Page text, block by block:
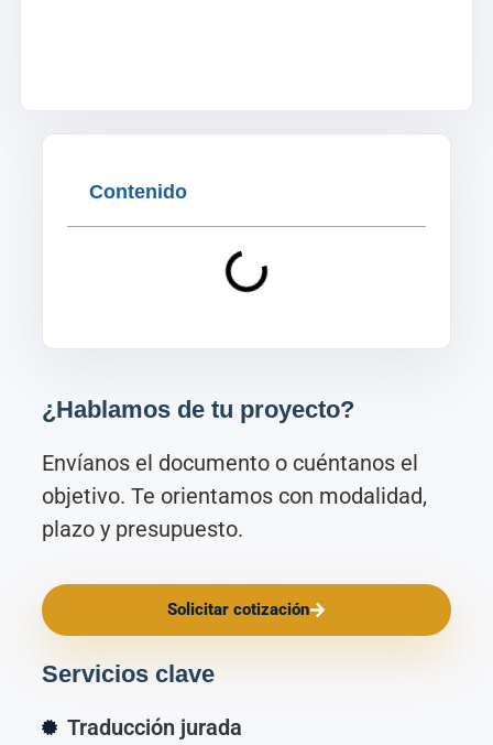
Contenido
¿Hablamos de tu proyecto?
Envíanos el documento o cuéntanos el
objetivo. Te orientamos con modalidad,
plazo y presupuesto.
Solicitar cotización
Servicios clave
Traducción jurada